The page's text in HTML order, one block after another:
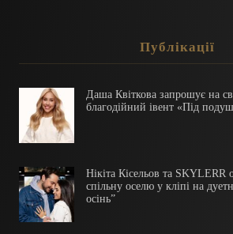
Публікації
Даша Квіткова запрошує на
благодійний івент «Під
Нікіта Кісельов та SKYLERR
спільну оселю у кліпі на дуетну пісню
осінь”